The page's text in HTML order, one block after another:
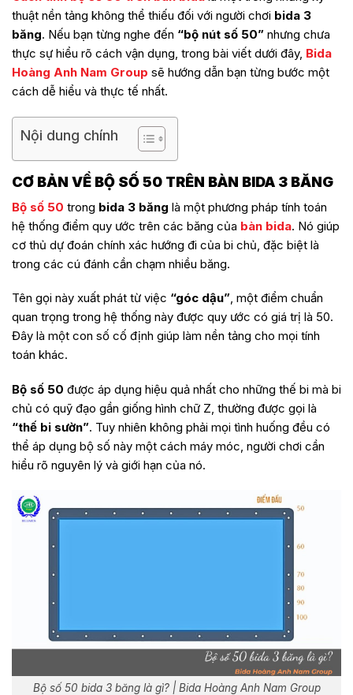
thuật nền tảng không thể thiếu đối với người chơi bida 3
băng. Nếu bạn từng nghe đến “bộ nút số 50” nhưng chưa
thực sự hiểu rõ cách vận dụng, trong bài viết dưới đây, Bida
Hoàng Anh Nam Group sẽ hướng dẫn bạn từng bước một
cách dễ hiểu và thực tế nhất.
Nội dung chính
CƠ BẢN VỀ BỘ SỐ 50 TRÊN BÀN BIDA 3 BĂNG
Bộ số 50 trong bida 3 băng là một phương pháp tính toán
hệ thống điểm quy ước trên các băng của bàn bida. Nó giúp
cơ thủ dự đoán chính xác hướng đi của bi chủ, đặc biệt là
trong các cú đánh cần chạm nhiều băng.
Tên gọi này xuất phát từ việc “góc dậu”, một điểm chuẩn
quan trọng trong hệ thống này được quy ước có giá trị là 50.
Đây là một con số cố định giúp làm nền tảng cho mọi tính
toán khác.
Bộ số 50 được áp dụng hiệu quả nhất cho những thế bi mà bi
chủ có quỹ đạo gần giống hình chữ Z, thường được gọi là
“thế bi sườn”. Tuy nhiên không phải mọi tình huống đều có
thể áp dụng bộ số này một cách máy móc, người chơi cần
hiểu rõ nguyên lý và giới hạn của nó.
Bộ số 50 bida 3 băng là gì? | Bida Hoàng Anh Nam Group